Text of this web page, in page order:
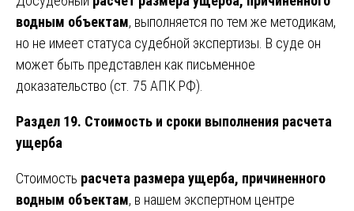
водным объектам, выполняется по тем же методикам,
но не имеет статуса судебной экспертизы. В суде он
может быть представлен как письменное
доказательство (ст. 75 АПК РФ).
Раздел 19. Стоимость и сроки выполнения расчета
ущерба
Стоимость расчета размера ущерба, причиненного
водным объектам, в нашем экспертном центре